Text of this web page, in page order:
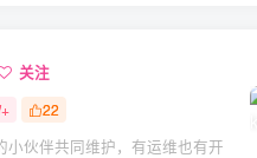
关注
22
小伙伴共同维护，有运维也有开